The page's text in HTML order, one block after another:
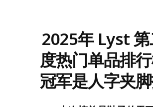
2025年 Lyst
度热门单品排行
冠军是人字夹